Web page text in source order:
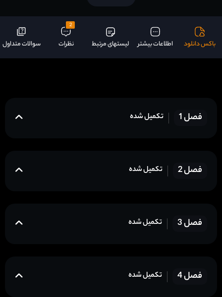
باکس دانلود اطلاعات بیشتر لیستهای مرتبط
2
نظرات سوالات متداول
فصل 1 تکمیل شده
فصل 2 تکمیل شده
فصل 3 تکمیل شده
فصل 4 تکمیل شده